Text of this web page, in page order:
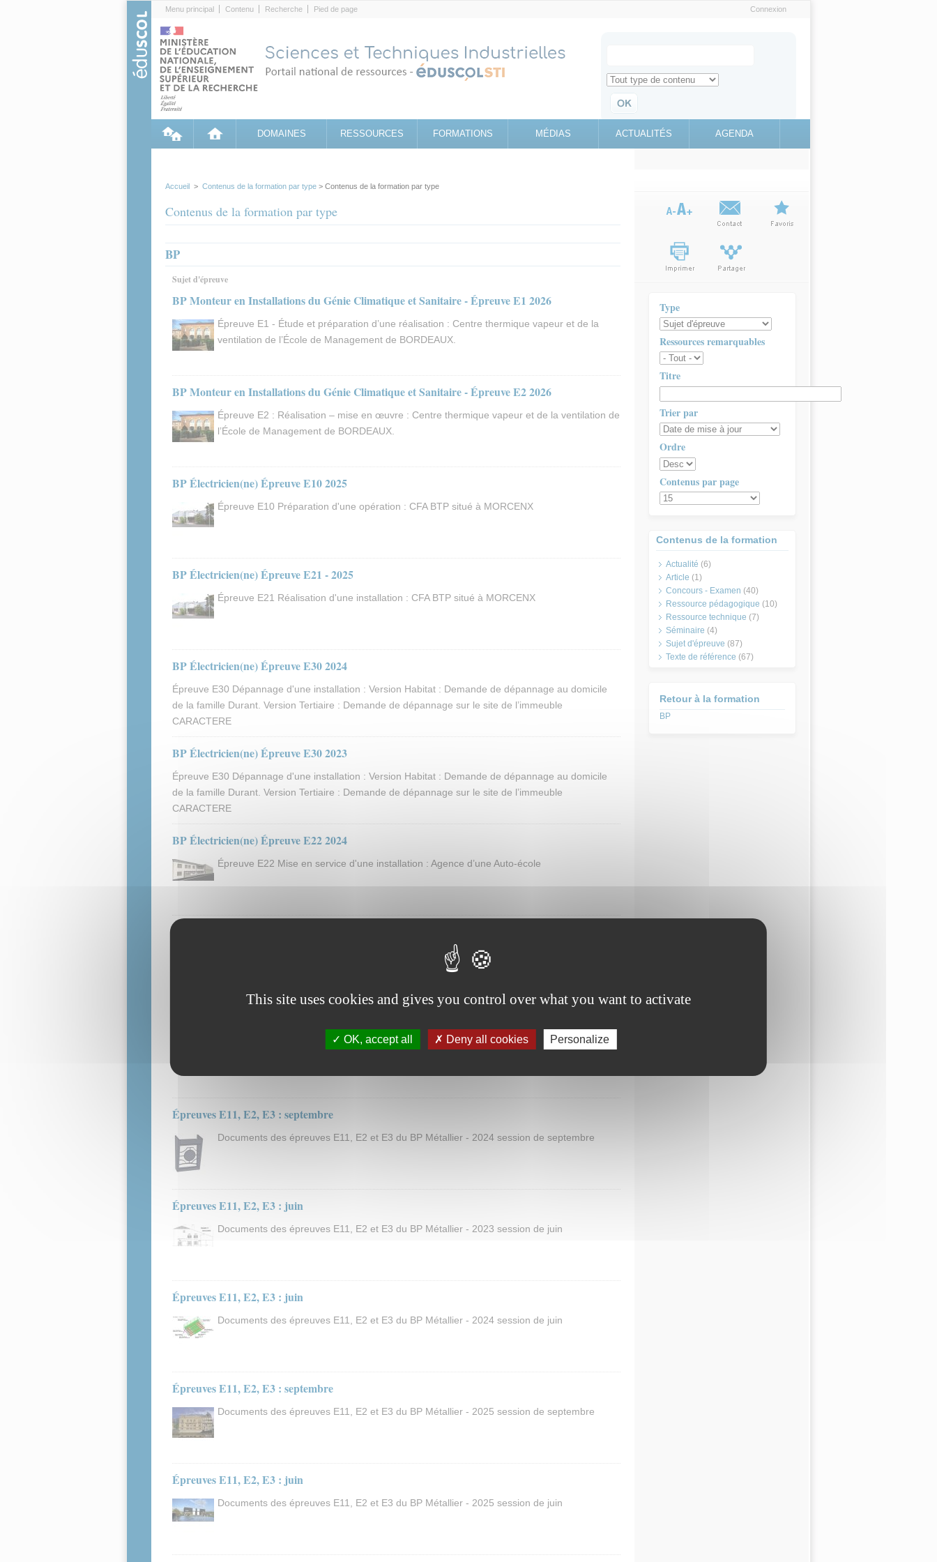
Menu principal Contenu Recherche Pied de page Connexion
Search for
Retrouvez toute l'information sur le site education.gouv.fr
DOMAINES RESSOURCES FORMATIONS MÉDIAS ACTUALITÉS AGENDA
Accueil > Contenus de la formation par type > Contenus de la formation par type
Contenus de la formation par type
BP
Sujet d'épreuve
BP Monteur en Installations du Génie Climatique et Sanitaire - Épreuve E1 2026
Épreuve E1 - Étude et préparation d’une réalisation : Centre thermique vapeur et de la
ventilation de l’École de Management de BORDEAUX.
BP Monteur en Installations du Génie Climatique et Sanitaire - Épreuve E2 2026
Épreuve E2 : Réalisation – mise en œuvre : Centre thermique vapeur et de la ventilation de
l’École de Management de BORDEAUX.
BP Électricien(ne) Épreuve E10 2025
Épreuve E10 Préparation d'une opération : CFA BTP situé à MORCENX
BP Électricien(ne) Épreuve E21 - 2025
Épreuve E21 Réalisation d'une installation : CFA BTP situé à MORCENX
BP Électricien(ne) Épreuve E30 2024
Épreuve E30 Dépannage d'une installation : Version Habitat : Demande de dépannage au domicile
de la famille Durant. Version Tertiaire : Demande de dépannage sur le site de l’immeuble
CARACTERE
BP Électricien(ne) Épreuve E30 2023
Épreuve E30 Dépannage d'une installation : Version Habitat : Demande de dépannage au domicile
de la famille Durant. Version Tertiaire : Demande de dépannage sur le site de l’immeuble
CARACTERE
BP Électricien(ne) Épreuve E22 2024
Épreuve E22 Mise en service d'une installation : Agence d’une Auto-école
Épreuve E21 Réalisation d'une installation : Agence d’une Auto-école
Documents des épreuves E11, E2 et E3 du BP Métallier - 2023 session de septembre
Épreuves E11, E2, E3 : septembre
Documents des épreuves E11, E2 et E3 du BP Métallier - 2024 session de septembre
Épreuves E11, E2, E3 : juin
Documents des épreuves E11, E2 et E3 du BP Métallier - 2023 session de juin
Épreuves E11, E2, E3 : juin
Documents des épreuves E11, E2 et E3 du BP Métallier - 2024 session de juin
Épreuves E11, E2, E3 : septembre
Documents des épreuves E11, E2 et E3 du BP Métallier - 2025 session de septembre
Épreuves E11, E2, E3 : juin
Documents des épreuves E11, E2 et E3 du BP Métallier - 2025 session de juin
Type
Ressources remarquables
Titre
Trier par
Ordre
Contenus par page
Contenus de la formation
Actualité (6)
Article (1)
Concours - Examen (40)
Ressource pédagogique (10)
Ressource technique (7)
Séminaire (4)
Sujet d'épreuve (87)
Texte de référence (67)
Retour à la formation
BP
This site uses cookies and gives you control over what you want to activate
OK, accept all Deny all cookies Personalize